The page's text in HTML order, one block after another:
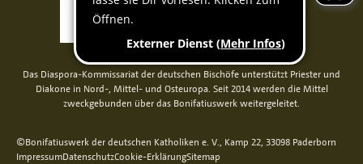
Das Diaspora-Kommissariat der deutschen Bischöfe unterstützt Priester und
Diakone in Nord-, Mittel- und Osteuropa. Seit 2014 werden die Mittel
zweckgebunden über das Bonifatiuswerk weitergeleitet.
©Bonifatiuswerk der deutschen Katholiken e. V., Kamp 22, 33098 Paderborn
ImpressumDatenschutzCookie-ErklärungSitemap